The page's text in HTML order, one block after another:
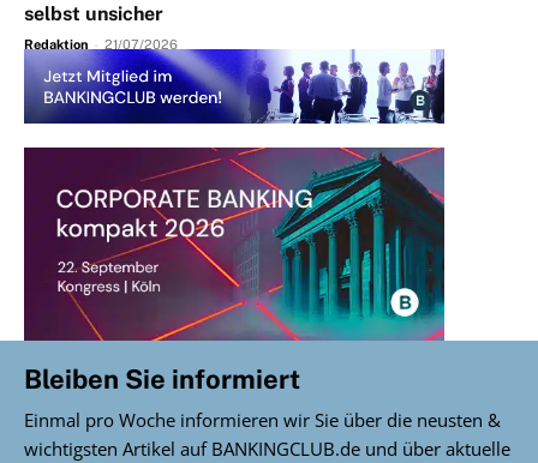
selbst unsicher
Redaktion - 21/07/2026
Bleiben Sie informiert
Einmal pro Woche informieren wir Sie über die neusten &
wichtigsten Artikel auf BANKINGCLUB.de und über aktuelle